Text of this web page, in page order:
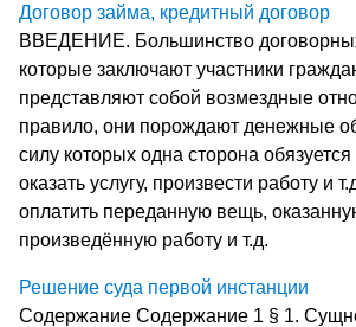
Договор займа, кредитный договор
ВВЕДЕНИЕ. Большинство
которые заключают участники
представляют собой возмездные
правило, они порождают денежные
силу которых одна сторона
оказать услугу, произвести работу и
оплатить переданную вещь,
произведённую работу и т.д.
Решение суда первой инстанции
Содержание Содержание 1 § 1.